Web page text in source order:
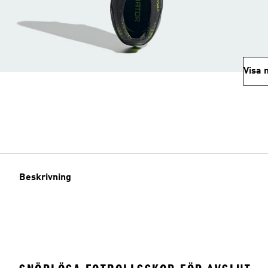
Visa
Beskrivning